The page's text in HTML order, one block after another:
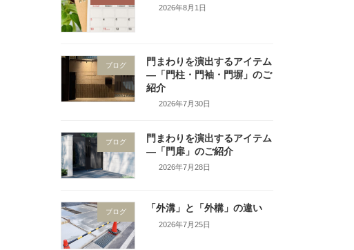
2026年8月1日
ブログ
門まわりを演出するアイテム
―「門柱・門袖・門塀」のご
紹介
2026年7月30日
ブログ
門まわりを演出するアイテム
―「門扉」のご紹介
2026年7月28日
ブログ 「外溝」と「外構」の違い
2026年7月25日